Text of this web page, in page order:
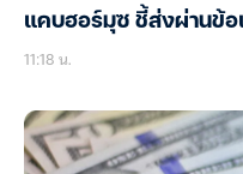
แคบฮอร์มุซ ชี้ส่งผ่านข้อ
11:18 น.